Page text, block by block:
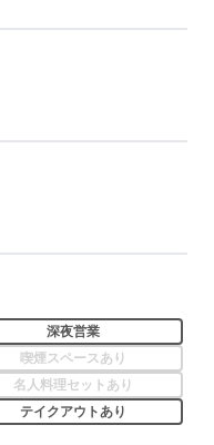
深夜営業
喫煙スペースあり
名人料理セットあり
テイクアウトあり